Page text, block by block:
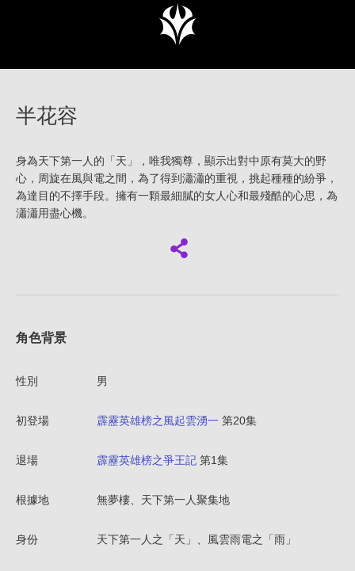
半花容
身為天下第一人的「天」，唯我獨尊，顯示出對中原有莫大的野
心，周旋在風與電之間，為了得到瀟瀟的重視，挑起種種的紛爭，
為達目的不擇手段。擁有一顆最細膩的女人心和最殘酷的心思，為
瀟瀟用盡心機。
角色背景
性別 男
初登場 霹靂英雄榜之風起雲湧一 第20集
退場 霹靂英雄榜之爭王記 第1集
根據地 無夢樓、天下第一人聚集地
身份 天下第一人之「天」、風雲雨電之「雨」